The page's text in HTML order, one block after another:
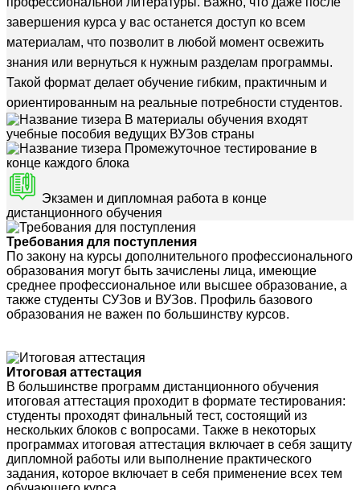
завершения курса у вас останется доступ ко всем
материалам, что позволит в любой момент освежить
знания или вернуться к нужным разделам программы.
Такой формат делает обучение гибким, практичным и
ориентированным на реальные потребности студентов.
В материалы обучения входят
учебные пособия ведущих ВУЗов страны
Промежуточное тестирование в
конце каждого блока
Экзамен и дипломная работа в конце
дистанционного обучения
Требования для поступления
По закону на курсы дополнительного профессионального
образования могут быть зачислены лица, имеющие
среднее профессиональное или высшее образование, а
также студенты СУЗов и ВУЗов. Профиль базового
образования не важен по большинству курсов.
Итоговая аттестация
В большинстве программ дистанционного обучения
итоговая аттестация проходит в формате тестирования:
студенты проходят финальный тест, состоящий из
нескольких блоков с вопросами. Также в некоторых
программах итоговая аттестация включает в себя защиту
дипломной работы или выполнение практического
задания, которое включает в себя применение всех тем